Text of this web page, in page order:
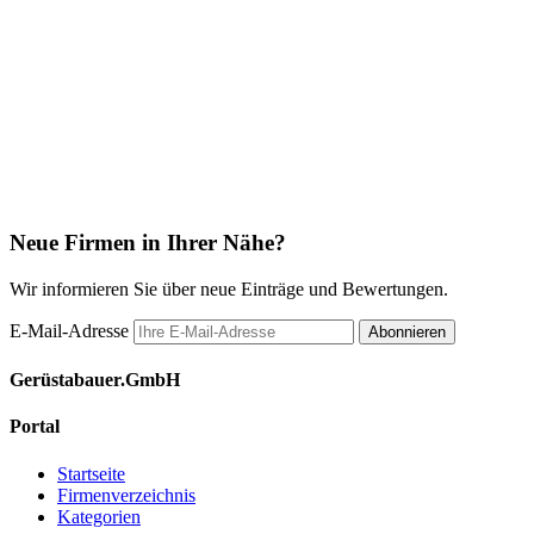
Neue Firmen in Ihrer Nähe?
Wir informieren Sie über neue Einträge und Bewertungen.
E-Mail-Adresse Abonnieren
Gerüstabauer.GmbH
Portal
Startseite
Firmenverzeichnis
Kategorien